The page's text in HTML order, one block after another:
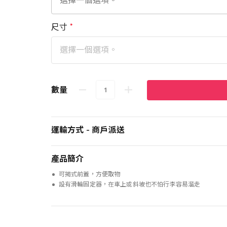
尺寸
數量
運輸方式 - 商戶派送
產品簡介
可揭式前蓋，方便取物
設有滑輪固定器，在車上或斜坡也不怕行李容易溜走